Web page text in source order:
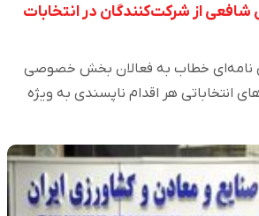
از شرکت‌کنندگان در انتخابات
خطاب به فعالان بخش خصوصی
انتخاباتی هر اقدام ناپسندی به ویژه